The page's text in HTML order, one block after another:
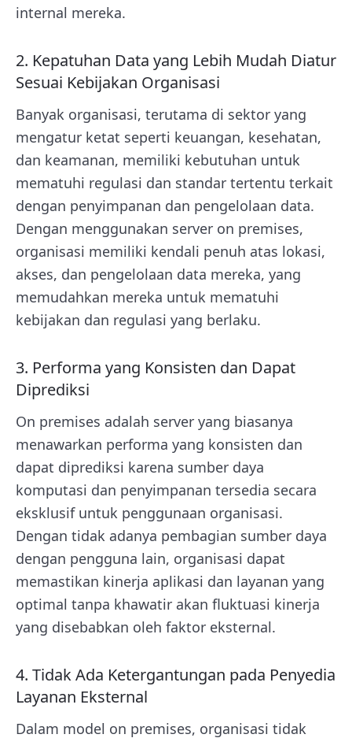
internal mereka.
2. Kepatuhan Data yang Lebih Mudah Diatur
Sesuai Kebijakan Organisasi
Banyak organisasi, terutama di sektor yang
mengatur ketat seperti keuangan, kesehatan,
dan keamanan, memiliki kebutuhan untuk
mematuhi regulasi dan standar tertentu terkait
dengan penyimpanan dan pengelolaan data.
Dengan menggunakan server on premises,
organisasi memiliki kendali penuh atas lokasi,
akses, dan pengelolaan data mereka, yang
memudahkan mereka untuk mematuhi
kebijakan dan regulasi yang berlaku.
3. Performa yang Konsisten dan Dapat
Diprediksi
On premises adalah server yang biasanya
menawarkan performa yang konsisten dan
dapat diprediksi karena sumber daya
komputasi dan penyimpanan tersedia secara
eksklusif untuk penggunaan organisasi.
Dengan tidak adanya pembagian sumber daya
dengan pengguna lain, organisasi dapat
memastikan kinerja aplikasi dan layanan yang
optimal tanpa khawatir akan fluktuasi kinerja
yang disebabkan oleh faktor eksternal.
4. Tidak Ada Ketergantungan pada Penyedia
Layanan Eksternal
Dalam model on premises, organisasi tidak